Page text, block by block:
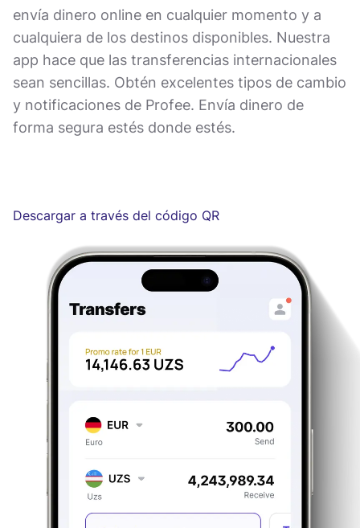
envía dinero online en cualquier momento y a
cualquiera de los destinos disponibles. Nuestra
app hace que las transferencias internacionales
sean sencillas. Obtén excelentes tipos de cambio
y notificaciones de Profee. Envía dinero de
forma segura estés donde estés.
Descargar a través del código QR